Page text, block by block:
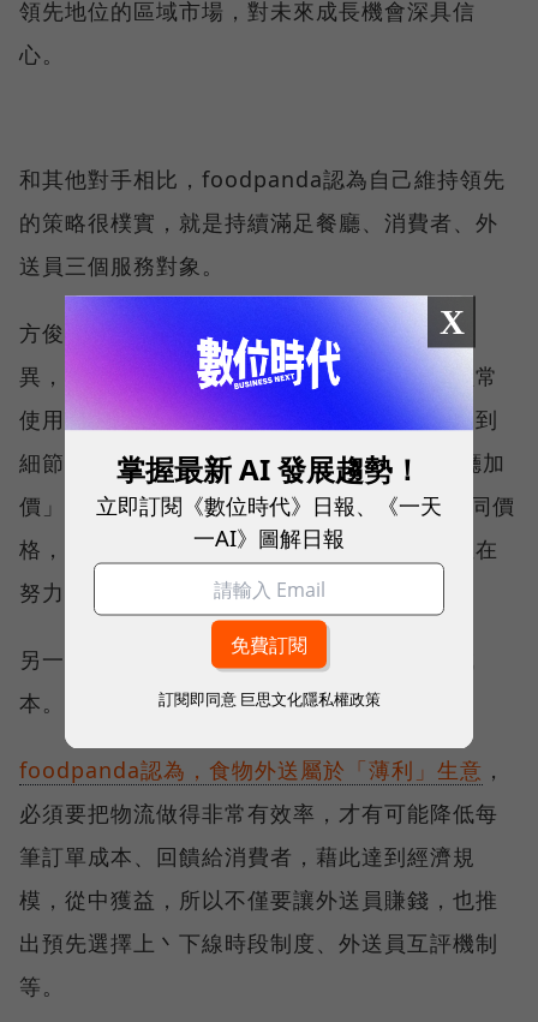
領先地位的區域市場，對未來成長機會深具信
心。
和其他對手相比，foodpanda認為自己維持領先
的策略很樸實，就是持續滿足餐廳、消費者、外
送員三個服務對象。
方俊強笑說，消費者其實很難發現各平台的差
異，像是餐廳品質、獨家合作等，如果不是經常
使用，只是肚子餓偶而想訂餐，其實不會感受到
細節。他舉例，foodpanda平台是禁止「餐廳加
價」，同樣餐點內用價100元，外送也得是相同價
格，雖然總會有業者不遵守規範，但官方一直在
努力勸導與協助改善。
另一方面，則是持續控管外送員品質與送餐成
本。
foodpanda認為，食物外送屬於「薄利」生意 ，
必須要把物流做得非常有效率，才有可能降低每
筆訂單成本、回饋給消費者，藉此達到經濟規
模，從中獲益，所以不僅要讓外送員賺錢，也推
出預先選擇上丶下線時段制度、外送員互評機制
等。
X
掌握最新 AI 發展趨勢！
立即訂閱《數位時代》日報、《一天
一AI》圖解日報
訂閱即同意 巨思文化隱私權政策